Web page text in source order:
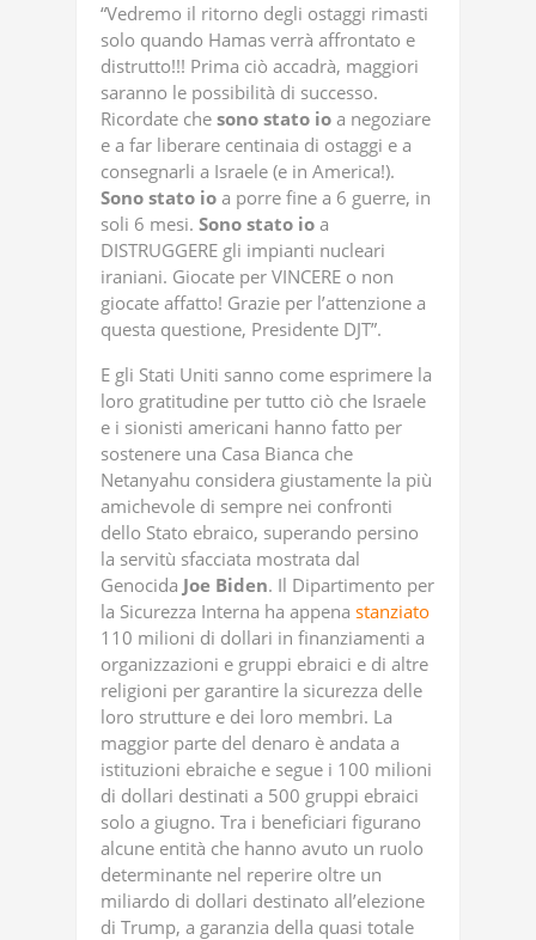
“Vedremo il ritorno degli ostaggi rimasti
solo quando Hamas verrà affrontato e
distrutto!!! Prima ciò accadrà, maggiori
saranno le possibilità di successo.
Ricordate che sono stato io a negoziare
e a far liberare centinaia di ostaggi e a
consegnarli a Israele (e in America!).
Sono stato io a porre fine a 6 guerre, in
soli 6 mesi. Sono stato io a
DISTRUGGERE gli impianti nucleari
iraniani. Giocate per VINCERE o non
giocate affatto! Grazie per l’attenzione a
questa questione, Presidente DJT”.
E gli Stati Uniti sanno come esprimere la
loro gratitudine per tutto ciò che Israele
e i sionisti americani hanno fatto per
sostenere una Casa Bianca che
Netanyahu considera giustamente la più
amichevole di sempre nei confronti
dello Stato ebraico, superando persino
la servitù sfacciata mostrata dal
Genocida Joe Biden. Il Dipartimento per
la Sicurezza Interna ha appena stanziato
110 milioni di dollari in finanziamenti a
organizzazioni e gruppi ebraici e di altre
religioni per garantire la sicurezza delle
loro strutture e dei loro membri. La
maggior parte del denaro è andata a
istituzioni ebraiche e segue i 100 milioni
di dollari destinati a 500 gruppi ebraici
solo a giugno. Tra i beneficiari figurano
alcune entità che hanno avuto un ruolo
determinante nel reperire oltre un
miliardo di dollari destinato all’elezione
di Trump, a garanzia della quasi totale